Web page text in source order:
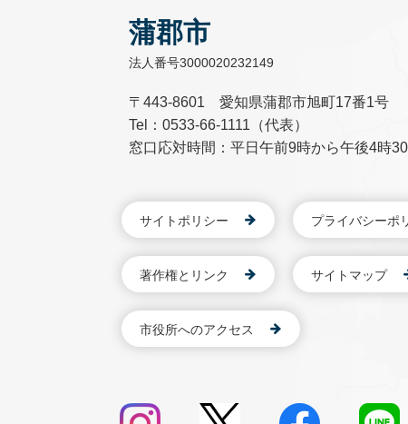
蒲郡市
法人番号3000020232149
〒443-8601 愛知県蒲郡市旭町17番1号
Tel：0533-66-1111（代表）
窓口応対時間：平日午前9時から午後4時
サイトポリシー プライバシーポ
著作権とリンク サイトマップ
市役所へのアクセス